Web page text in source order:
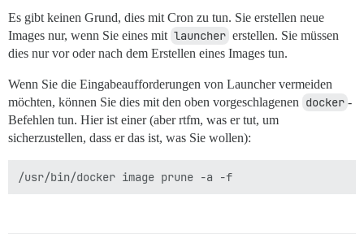
Es gibt keinen Grund, dies mit Cron zu tun. Sie erstellen neue
Images nur, wenn Sie eines mit launcher erstellen. Sie müssen
dies nur vor oder nach dem Erstellen eines Images tun.
Wenn Sie die Eingabeaufforderungen von Launcher vermeiden
möchten, können Sie dies mit den oben vorgeschlagenen docker -
Befehlen tun. Hier ist einer (aber rtfm, was er tut, um
sicherzustellen, dass er das ist, was Sie wollen):